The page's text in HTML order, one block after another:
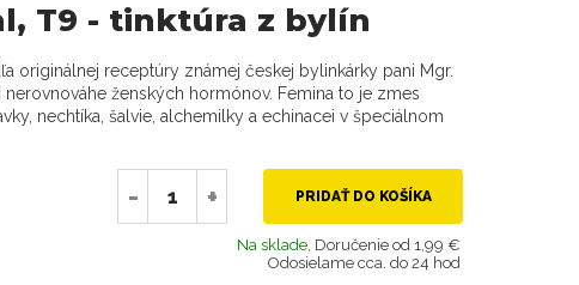
T9 - tinktúra z bylín
originálnej receptúry známej českej bylinkárky pani Mgr.
ženských hormónov. Femina to je zmes
nechtíka, šalvie, alchemilky a echinacei v špeciálnom
- + PRIDAŤ DO KOŠÍKA
Na sklade, Doručenie od 1,99 €
Odosielame cca. do 24 hod